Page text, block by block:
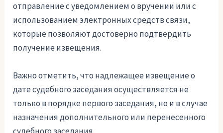
отправление с уведомлением о вручении или с
использованием электронных средств связи,
которые позволяют достоверно подтвердить
получение извещения.
Важно отметить, что надлежащее извещение о
дате судебного заседания осуществляется не
только в порядке первого заседания, но и в случае
назначения дополнительного или перенесенного
судебного заседания.